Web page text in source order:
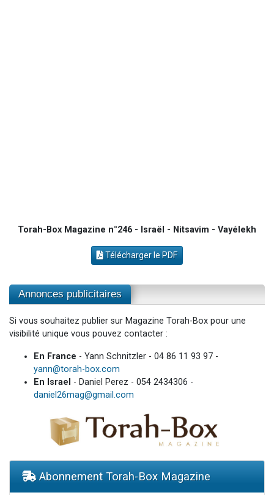
Torah-Box Magazine n°246 - Israël - Nitsavim - Vayélekh
Télécharger le PDF
Annonces publicitaires
Si vous souhaitez publier sur Magazine Torah-Box pour une
visibilité unique vous pouvez contacter :
En France - Yann Schnitzler - 04 86 11 93 97 -
yann@torah-box.com
En Israel - Daniel Perez - 054 2434306 -
daniel26mag@gmail.com
Abonnement Torah-Box Magazine